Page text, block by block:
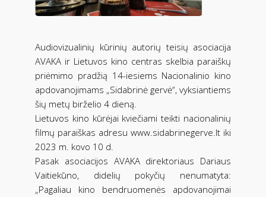
Audiovizualinių kūrinių autorių teisių asociacija
AVAKA ir Lietuvos kino centras skelbia paraiškų
priėmimo pradžią 14-iesiems Nacionalinio kino
apdovanojimams „Sidabrinė gervė“, vyksiantiems
šių metų birželio 4 dieną.
Lietuvos kino kūrėjai kviečiami teikti nacionalinių
filmų paraiškas adresu www.sidabrinegerve.lt iki
2023 m. kovo 10 d.
Pasak asociacijos AVAKA direktoriaus Dariaus
Vaitiekūno, didelių pokyčių nenumatyta:
„Pagaliau kino bendruomenės apdovanojimai